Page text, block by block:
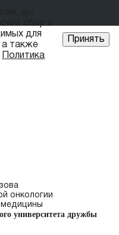
онкологии
медицины
университета дружбы
вы
для
а также
Политика
Принять